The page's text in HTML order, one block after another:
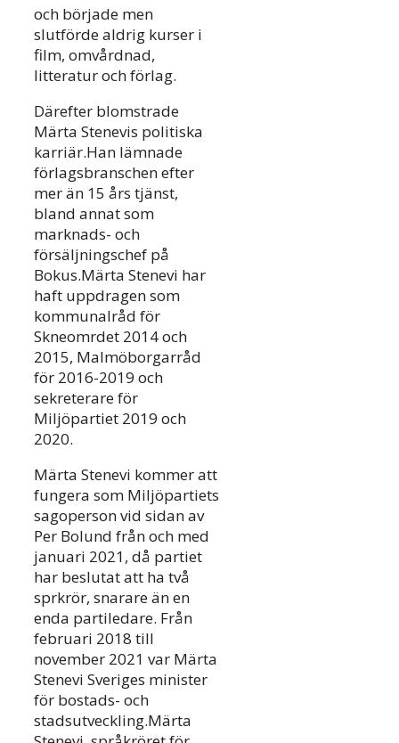
och började men
slutförde aldrig kurser i
film, omvårdnad,
litteratur och förlag.
Därefter blomstrade
Märta Stenevis politiska
karriär.Han lämnade
förlagsbranschen efter
mer än 15 års tjänst,
bland annat som
marknads- och
försäljningschef på
Bokus.Märta Stenevi har
haft uppdragen som
kommunalråd för
Skneomrdet 2014 och
2015, Malmöborgarråd
för 2016-2019 och
sekreterare för
Miljöpartiet 2019 och
2020.
Märta Stenevi kommer att
fungera som Miljöpartiets
sagoperson vid sidan av
Per Bolund från och med
januari 2021, då partiet
har beslutat att ha två
sprkrör, snarare än en
enda partiledare. Från
februari 2018 till
november 2021 var Märta
Stenevi Sveriges minister
för bostads- och
stadsutveckling.Märta